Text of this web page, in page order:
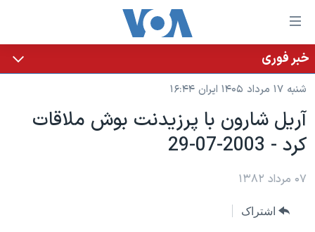
لینکهای
قابل
دسترسی
جهش
محتوای
اصلی
جهش
به
اصلی
خانه
نسخه سبک وب‌سایت
موضوع ها
ایران
آمریکا
برنامه های تلویزیونی
جدول برنامه ها
صفحه‌های ویژه
خبر فوری
شنبه ۱۷ مرداد ۱۴۰۵ ایران ۱۶:۴۴
آريل شارون با پرزيدنت بوش ملاقات
کرد - 2003-07-29
۰۷ مرداد ۱۳۸۲
اشتراک